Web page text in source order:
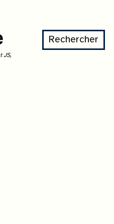
JS,
Rechercher